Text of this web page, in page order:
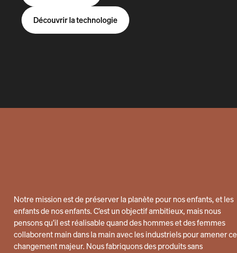
Découvrir la technologie
Notre mission est de préserver la planète pour nos enfants, et les
enfants de nos enfants. C’est un objectif ambitieux, mais nous
pensons qu’il est réalisable quand des hommes et des femmes
collaborent main dans la main avec les industriels pour amener ce
changement majeur. Nous fabriquons des produits sans